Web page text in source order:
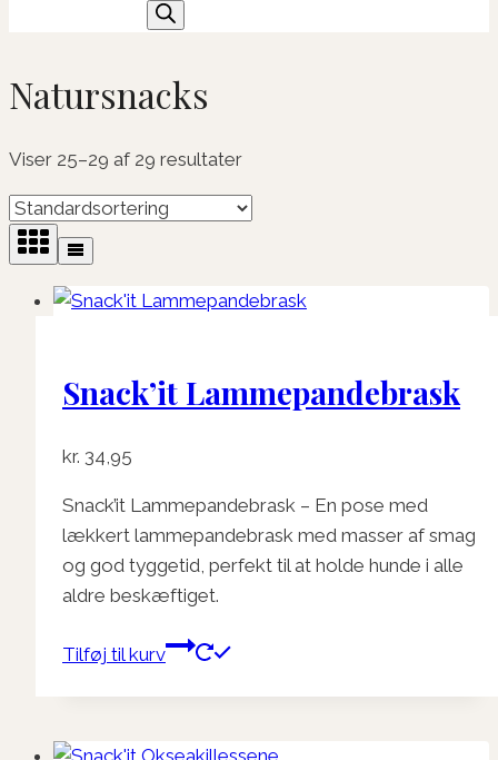
search
Natursnacks
Viser 25–29 af 29 resultater
Snack’it Lammepandebrask
kr. 34,95
Snack’it Lammepandebrask – En pose med
lækkert lammepandebrask med masser af smag
og god tyggetid, perfekt til at holde hunde i alle
aldre beskæftiget.
Tilføj til kurv